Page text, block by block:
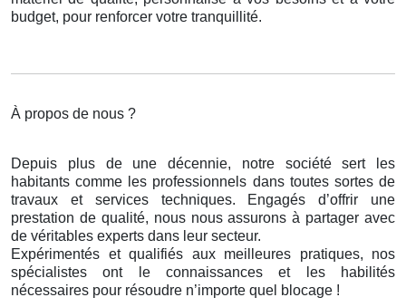
budget, pour renforcer votre tranquillité.
À propos de nous ?
Depuis plus de une décennie, notre société sert les
habitants comme les professionnels dans toutes sortes de
travaux et services techniques. Engagés d’offrir une
prestation de qualité, nous nous assurons à partager avec
de véritables experts dans leur secteur.
Expérimentés et qualifiés aux meilleures pratiques, nos
spécialistes ont le connaissances et les habilités
nécessaires pour résoudre n’importe quel blocage !